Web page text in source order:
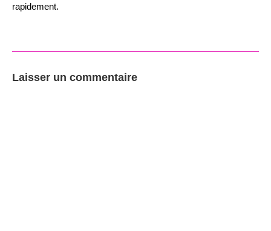
rapidement.
Laisser un commentaire